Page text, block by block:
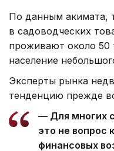
По данным акимата,
в садоводческих
проживают около 50
население
Эксперты рынка
тенденцию прежде
— Для многих
это не вопрос
финансовых